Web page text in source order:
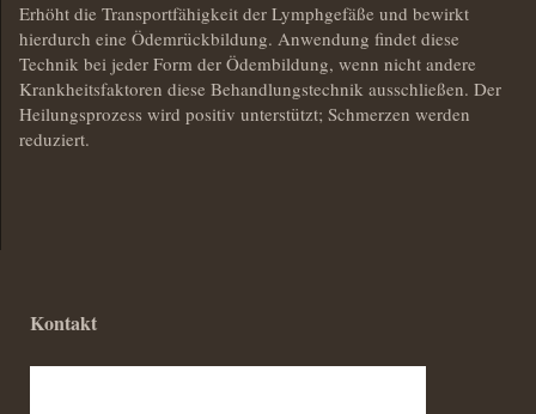
Erhöht die Transportfähigkeit der Lymphgefäße und bewirkt
hierdurch eine Ödemrückbildung. Anwendung findet diese
Technik bei jeder Form der Ödembildung, wenn nicht andere
Krankheitsfaktoren diese Behandlungstechnik ausschließen. Der
Heilungsprozess wird positiv unterstützt; Schmerzen werden
reduziert.
Kontakt